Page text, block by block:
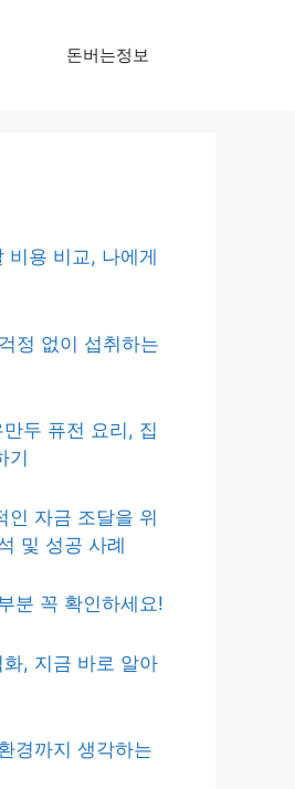
돈버는정보
비용 비교, 나에게
정 없이 섭취하는
두 퓨전 요리, 집
기
인 자금 조달을 위
및 성공 사례
분 꼭 확인하세요!
, 지금 바로 알아
경까지 생각하는